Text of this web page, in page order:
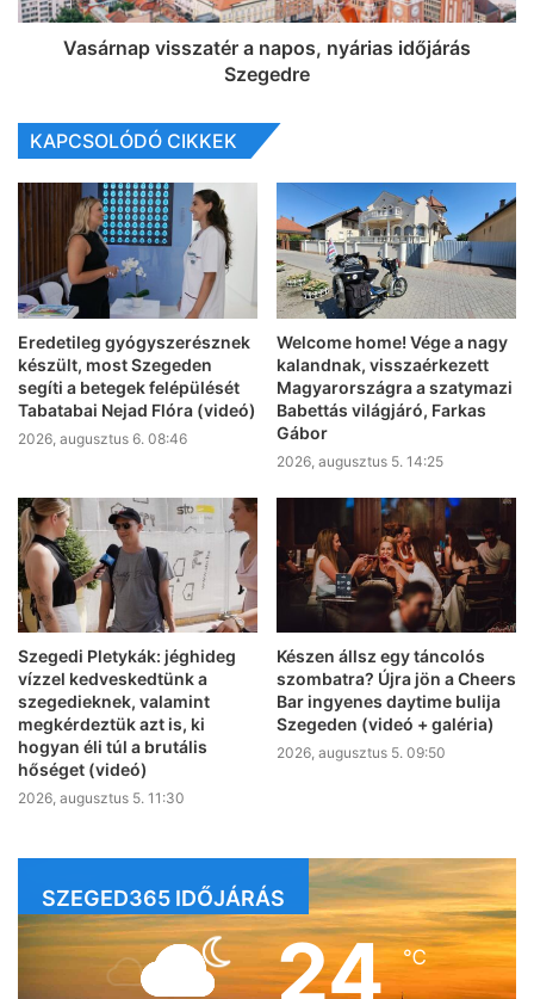
Vasárnap visszatér a napos, nyárias időjárás
Szegedre
KAPCSOLÓDÓ CIKKEK
Eredetileg gyógyszerésznek
készült, most Szegeden
segíti a betegek felépülését
Tabatabai Nejad Flóra (videó)
2026, augusztus 6. 08:46
Welcome home! Vége a nagy
kalandnak, visszaérkezett
Magyarországra a szatymazi
Babettás világjáró, Farkas
Gábor
2026, augusztus 5. 14:25
Szegedi Pletykák: jéghideg
vízzel kedveskedtünk a
szegedieknek, valamint
megkérdeztük azt is, ki
hogyan éli túl a brutális
hőséget (videó)
2026, augusztus 5. 11:30
Készen állsz egy táncolós
szombatra? Újra jön a Cheers
Bar ingyenes daytime bulija
Szegeden (videó + galéria)
2026, augusztus 5. 09:50
SZEGED365 IDŐJÁRÁS
24℃